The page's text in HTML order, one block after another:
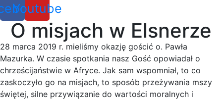
Youtube
O misjach w Elsnerze
28 marca 2019 r. mieliśmy okazję gościć o. Pawła
Mazurka. W czasie spotkania nasz Gość opowiadał o
chrześcijaństwie w Afryce. Jak sam wspomniał, to co
zaskoczyło go na misjach, to sposób przeżywania mszy
świętej, silne przywiązanie do wartości moralnych i